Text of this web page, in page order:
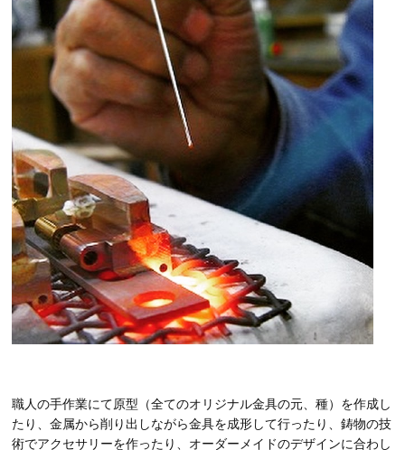
職人の手作業にて原型（全てのオリジナル金具の元、種）を作成し
たり、金属から削り出しながら金具を成形して行ったり、鋳物の技
術でアクセサリーを作ったり、オーダーメイドのデザインに合わし